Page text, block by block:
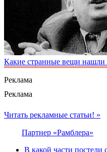
Какие странные вещи нашли
Реклама
Реклама
Читать рекламные статьи! »
Партнер «Рамблера»
В какой части постели